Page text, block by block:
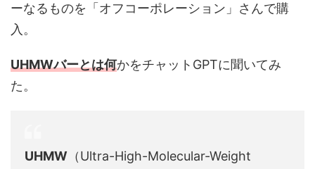
ーなるものを「オフコーポレーション」さんで購
入。
UHMWバーとは何かをチャットGPTに聞いてみ
た。
UHMW （Ultra-High-Molecular-Weight